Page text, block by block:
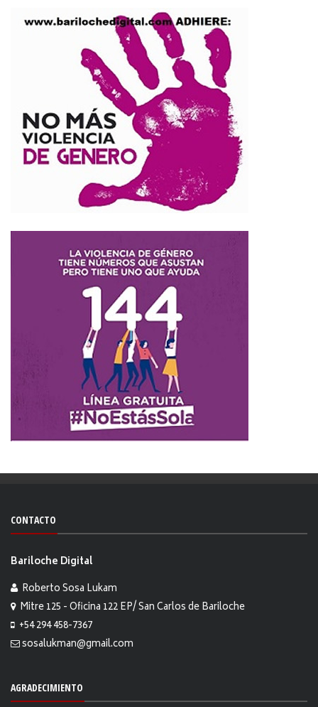
CONTACTO
Bariloche Digital
Roberto Sosa Lukam
Mitre 125 - Oficina 122 EP/ San Carlos de Bariloche
+54 294 458-7367
sosalukman@gmail.com
AGRADECIMIENTO